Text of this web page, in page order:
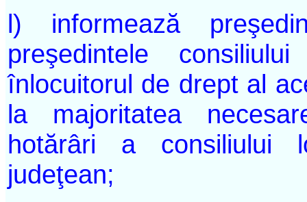
l) informează
preşedintele
înlocuitorul de drept al
la majoritatea
hotărâri a consiliului
judeţean;